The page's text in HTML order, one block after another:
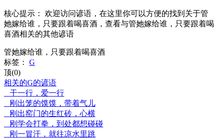
核心提示：
欢迎访问谚语，在这里你可以方便的找到关于管
她嫁给谁，只要跟着喝喜酒，查看与管她嫁给谁，只要跟着喝
喜酒相关的其他谚语
管她嫁给谁，只要跟着喝喜酒
标签：
G
顶(0)
相关的G的谚语
干一行，爱一行
刚出笼的馍馍，带着气儿
刚出窑门的生红砖，心横
刚学会打拳，到处都想碰碰
刚一冒汗，就往凉水里跳